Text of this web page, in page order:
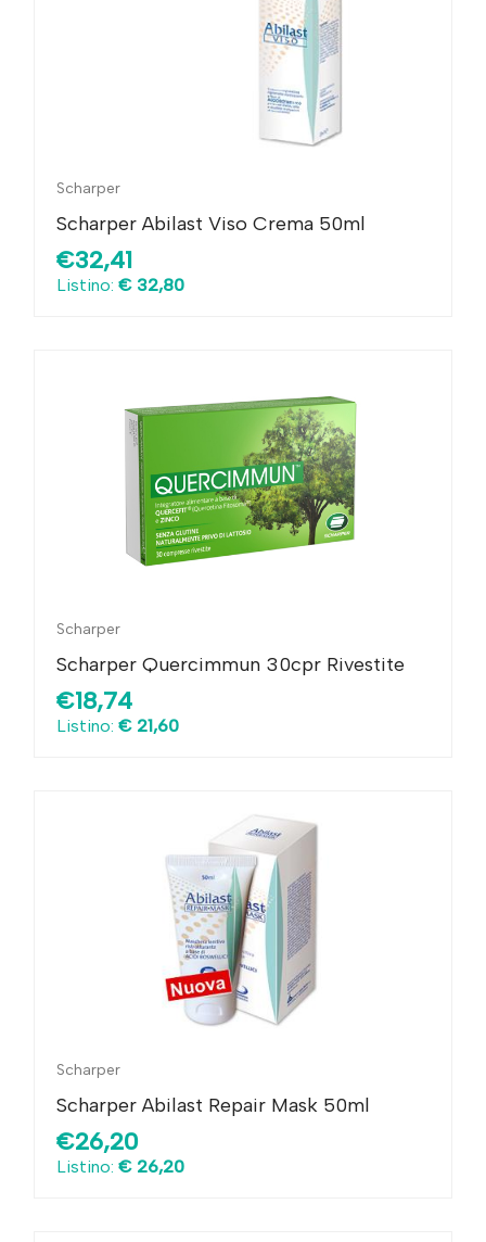
Scharper
Scharper Abilast Viso Crema 50ml
€32,41
Listino: € 32,80
Scharper
Scharper Quercimmun 30cpr Rivestite
€18,74
Listino: € 21,60
Scharper
Scharper Abilast Repair Mask 50ml
€26,20
Listino: € 26,20